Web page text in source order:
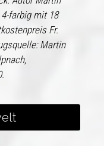
farbig mit 18
Fr.
Martin